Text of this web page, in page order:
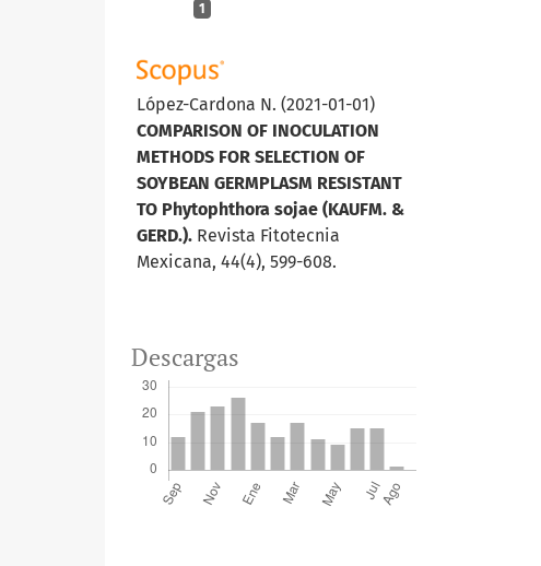
1
López-Cardona N. (2021-01-01)
COMPARISON OF INOCULATION
METHODS FOR SELECTION OF
SOYBEAN GERMPLASM RESISTANT
TO Phytophthora sojae (KAUFM. &
GERD.). Revista Fitotecnia
Mexicana, 44(4), 599-608.
Descargas